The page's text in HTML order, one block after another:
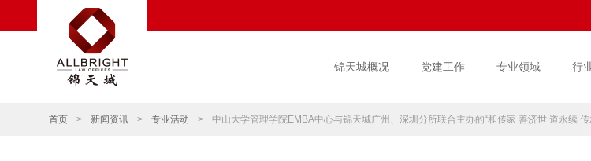
锦天城概况 党建工作 专业领域 行
首页 > 新闻资讯 > 专业活动 > 中山大学管理学院EMBA中心与锦天城广州、深圳分所联合主办的“和传家 善济世 道永续